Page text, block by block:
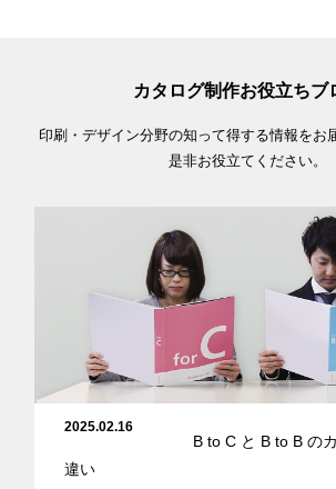
カタログ制作お役立ちブ
印刷・デザイン分野の知って得する情報をお
是非お役立てください。
2025.02.16
B to C と B to B の
違い